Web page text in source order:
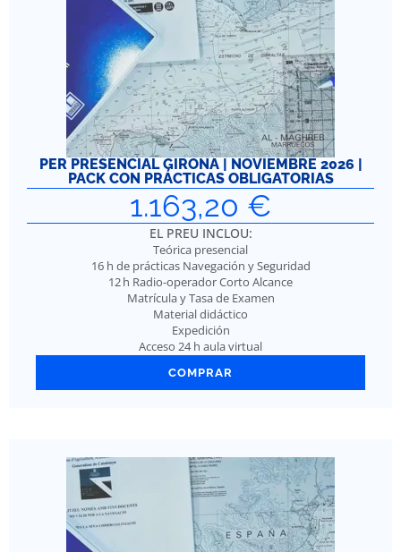
PER PRESENCIAL GIRONA | NOVIEMBRE 2026 |
PACK CON PRÁCTICAS OBLIGATORIAS
1.163,20 €
EL PREU INCLOU:
Teórica presencial
16 h de prácticas Navegación y Seguridad
12 h Radio-operador Corto Alcance
Matrícula y Tasa de Examen
Material didáctico
Expedición
Acceso 24 h aula virtual
COMPRAR